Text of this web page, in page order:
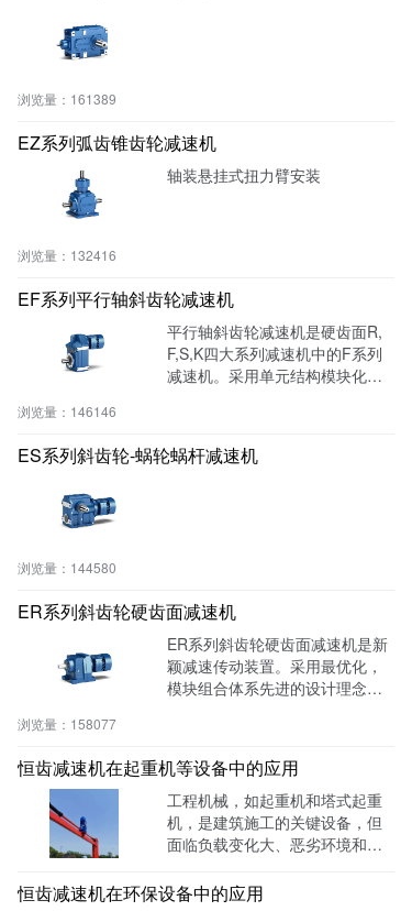
浏览量： 161389
EZ系列弧齿锥齿轮减速机
轴装悬挂式扭力臂安装
浏览量： 132416
EF系列平行轴斜齿轮减速机
平行轴斜齿轮减速机是硬齿面R,
F,S,K四大系列减速机中的F系列
减速机。采用单元结构模块化设
轮采用优质合金钢，表面经渗碳
浏览量： 146146
ES系列斜齿轮-蜗轮蜗杆减速机
浏览量： 144580
ER系列斜齿轮硬齿面减速机
ER系列斜齿轮硬齿面减速机是新
颖减速传动装置。采用最优化，
模块组合体系先进的设计理念，
意连接和多种安装位置的选择。
浏览量： 158077
恒齿减速机在起重机等设备中的应用
工程机械，如起重机和塔式起重
机，是建筑施工的关键设备，但
面临负载变化大、恶劣环境和高
其高效、耐用和安全的特性，有
恒齿减速机在环保设备中的应用